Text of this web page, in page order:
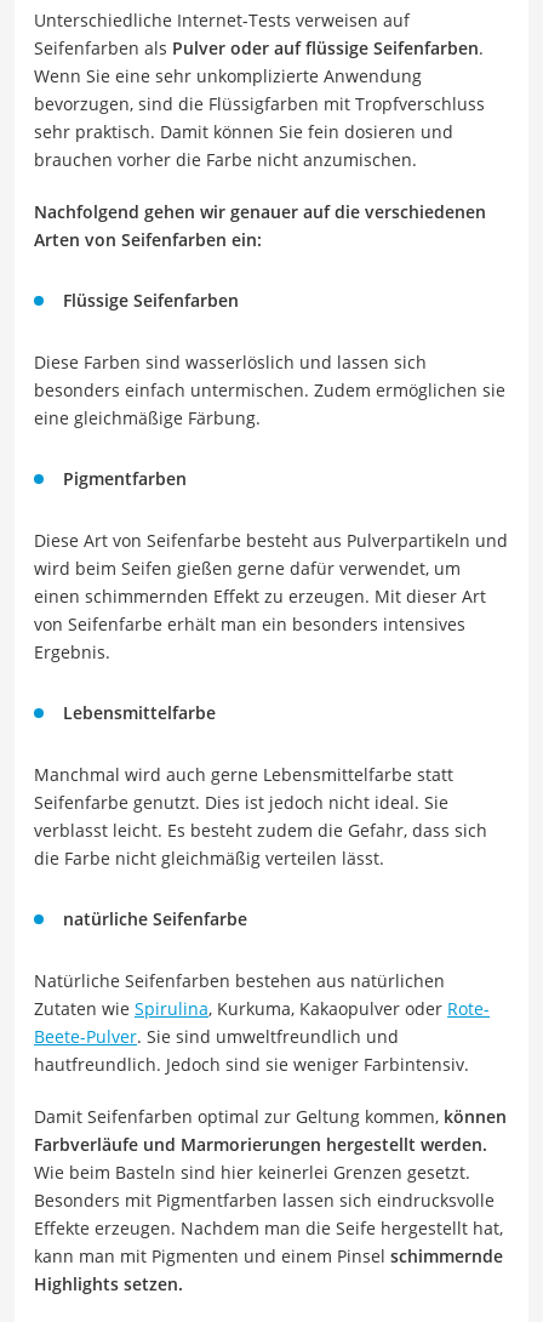
Unterschiedliche Internet-Tests verweisen auf
Seifenfarben als Pulver oder auf flüssige Seifenfarben.
Wenn Sie eine sehr unkomplizierte Anwendung
bevorzugen, sind die Flüssigfarben mit Tropfverschluss
sehr praktisch. Damit können Sie fein dosieren und
brauchen vorher die Farbe nicht anzumischen.
Nachfolgend gehen wir genauer auf die verschiedenen
Arten von Seifenfarben ein:
Flüssige Seifenfarben
Diese Farben sind wasserlöslich und lassen sich
besonders einfach untermischen. Zudem ermöglichen sie
eine gleichmäßige Färbung.
Pigmentfarben
Diese Art von Seifenfarbe besteht aus Pulverpartikeln und
wird beim Seifen gießen gerne dafür verwendet, um
einen schimmernden Effekt zu erzeugen. Mit dieser Art
von Seifenfarbe erhält man ein besonders intensives
Ergebnis.
Lebensmittelfarbe
Manchmal wird auch gerne Lebensmittelfarbe statt
Seifenfarbe genutzt. Dies ist jedoch nicht ideal. Sie
verblasst leicht. Es besteht zudem die Gefahr, dass sich
die Farbe nicht gleichmäßig verteilen lässt.
natürliche Seifenfarbe
Natürliche Seifenfarben bestehen aus natürlichen
Zutaten wie Spirulina, Kurkuma, Kakaopulver oder Rote-
Beete-Pulver. Sie sind umweltfreundlich und
hautfreundlich. Jedoch sind sie weniger Farbintensiv.
Damit Seifenfarben optimal zur Geltung kommen, können
Farbverläufe und Marmorierungen hergestellt werden.
Wie beim Basteln sind hier keinerlei Grenzen gesetzt.
Besonders mit Pigmentfarben lassen sich eindrucksvolle
Effekte erzeugen. Nachdem man die Seife hergestellt hat,
kann man mit Pigmenten und einem Pinsel schimmernde
Highlights setzen.